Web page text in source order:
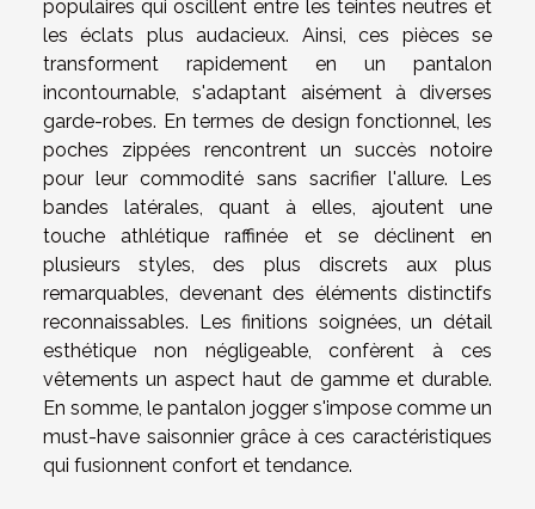
populaires qui oscillent entre les teintes neutres et
les éclats plus audacieux. Ainsi, ces pièces se
transforment rapidement en un pantalon
incontournable, s'adaptant aisément à diverses
garde-robes. En termes de design fonctionnel, les
poches zippées rencontrent un succès notoire
pour leur commodité sans sacrifier l'allure. Les
bandes latérales, quant à elles, ajoutent une
touche athlétique raffinée et se déclinent en
plusieurs styles, des plus discrets aux plus
remarquables, devenant des éléments distinctifs
reconnaissables. Les finitions soignées, un détail
esthétique non négligeable, confèrent à ces
vêtements un aspect haut de gamme et durable.
En somme, le pantalon jogger s'impose comme un
must-have saisonnier grâce à ces caractéristiques
qui fusionnent confort et tendance.